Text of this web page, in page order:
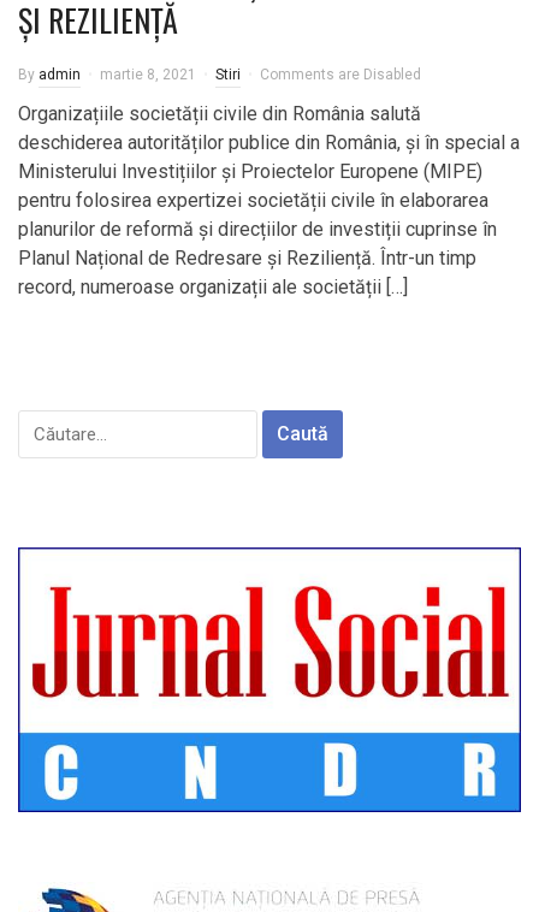
ȘI REZILIENȚĂ
By admin martie 8, 2021 Stiri Comments are Disabled
Organizațiile societății civile din România salută
deschiderea autorităților publice din România, și în special a
Ministerului Investițiilor și Proiectelor Europene (MIPE)
pentru folosirea expertizei societății civile în elaborarea
planurilor de reformă și direcțiilor de investiții cuprinse în
Planul Național de Redresare și Reziliență. Într-un timp
record, numeroase organizații ale societății […]
Caută
după: